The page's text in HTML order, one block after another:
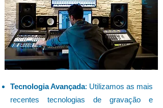
Tecnologia Avançada: Utilizamos as mais
recentes tecnologias de gravação e